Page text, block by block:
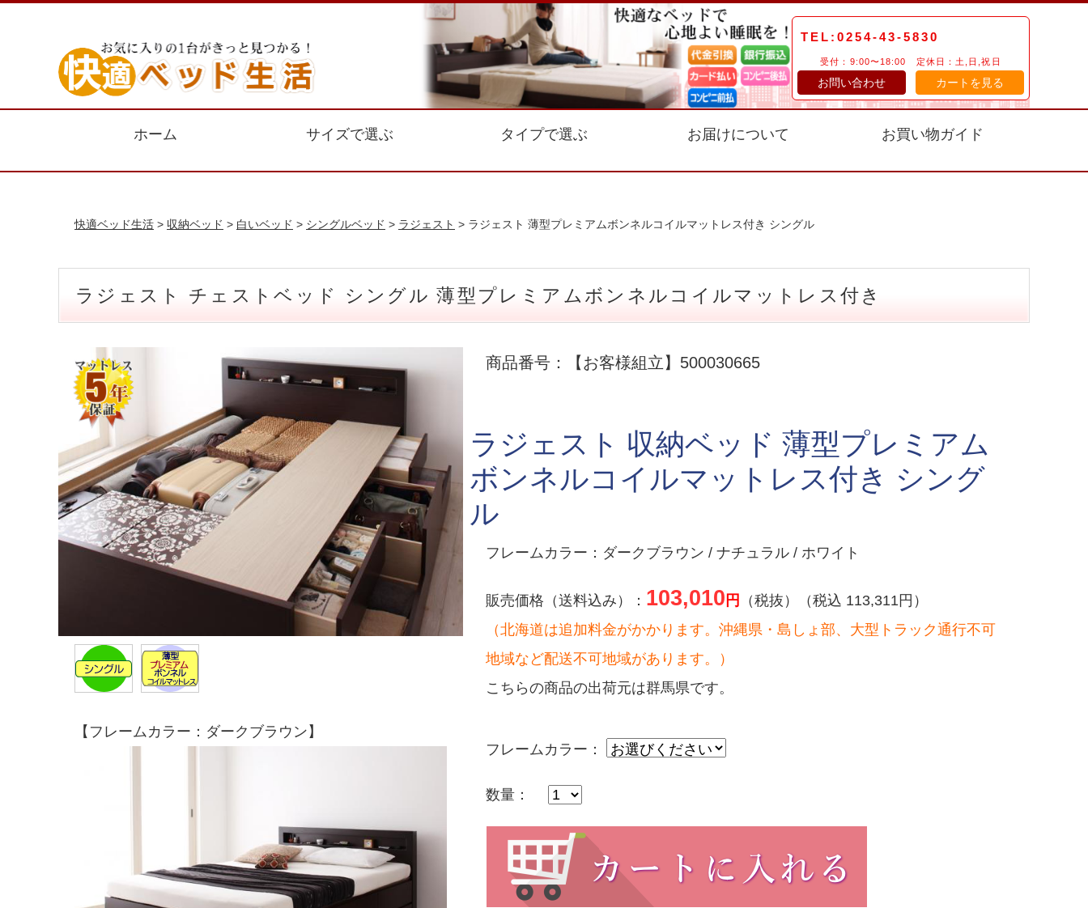
TEL:0254-43-5830
受付：9:00〜18:00 定休日：土,日,祝日
お問い合わせ カートを見る
ホーム サイズで選ぶ タイプで選ぶ お届けについて お買い物ガイド
快適ベッド生活 > 収納ベッド > 白いベッド > シングルベッド > ラジェスト > ラジェスト 薄型プレミアムボンネルコイルマットレス付き シングル
ラジェスト チェストベッド シングル 薄型プレミアムボンネルコイルマットレス付き
【フレームカラー：ダークブラウン】
商品番号：【お客様組立】500030665
ラジェスト 収納ベッド 薄型プレミアム
ボンネルコイルマットレス付き シング
ル
フレームカラー：ダークブラウン / ナチュラル / ホワイト
販売価格（送料込み）： 103,010 円
（税抜）（税込 113,311円）
（北海道は追加料金がかかります。沖縄県・島しょ部、大型トラック通行不可
地域など配送不可地域があります。）
こちらの商品の出荷元は群馬県です。
フレームカラー：
数量：